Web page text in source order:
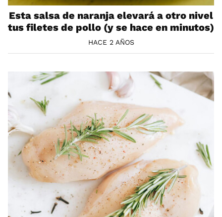
Esta salsa de naranja elevará a otro nivel
tus filetes de pollo (y se hace en minutos)
HACE 2 AÑOS